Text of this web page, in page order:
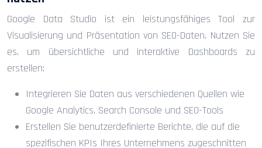
Google Data Studio ist ein leistungsfähiges Tool zur
Visualisierung und Präsentation von SEO-Daten. Nutzen Sie
es, um übersichtliche und interaktive Dashboards zu
erstellen:
Integrieren Sie Daten aus verschiedenen Quellen wie
Google Analytics, Search Console und SEO-Tools
Erstellen Sie benutzerdefinierte Berichte, die auf die
spezifischen KPIs Ihres Unternehmens zugeschnitten